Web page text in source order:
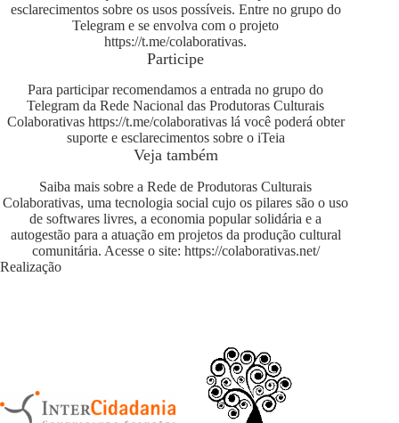
esclarecimentos sobre os usos possíveis. Entre no grupo do
Telegram e se envolva com o projeto
https://t.me/colaborativas.
Participe
Para participar recomendamos a entrada no grupo do
Telegram da Rede Nacional das Produtoras Culturais
Colaborativas https://t.me/colaborativaslá você poderá obter
suporte e esclarecimentos sobre o iTeia
Veja também
Saiba mais sobre a Rede de Produtoras Culturais
Colaborativas, uma tecnologia social cujo os pilares são o uso
de softwares livres, a economia popular solidária e a
autogestão para a atuação em projetos da produção cultural
comunitária. Acesse o site: https://colaborativas.net/
Realização